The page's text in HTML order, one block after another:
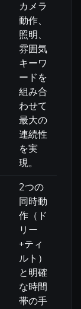
カメラ
動作、
照明、
雰囲気
キーワ
ードを
組み合
わせて
最大の
連続性
を実
現。
2つの
同時動
作（ド
リー
+ティ
ルト）
と明確
な時間
帯の手